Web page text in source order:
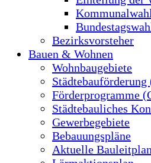
Bezirksvorsteher
Bauen & Wohnen
Wohnbaugebiete
Städtebauförderung
Förderprogramme
Städtebauliches
Gewerbegebiete
Bebauungspläne
Aktuelle